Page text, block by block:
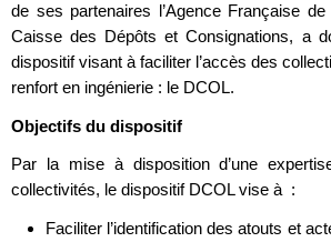
de ses partenaires l’Agence Française
Caisse des Dépôts et Consignations, a
dispositif visant à faciliter l’accès des
renfort en ingénierie : le DCOL.
Objectifs du dispositif
Par la mise à disposition d’une
collectivités, le dispositif DCOL vise à :
Faciliter l’identification des atouts et